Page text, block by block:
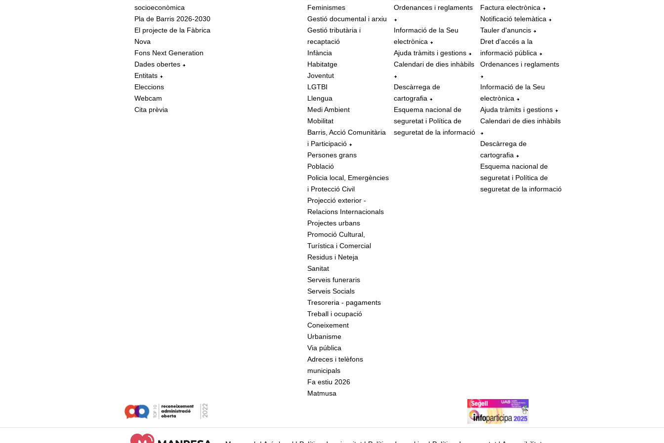
socioeconòmica
Pla de Barris 2026-2030
El projecte de la Fàbrica
Nova
Fons Next Generation
Dades obertes
Entitats
Eleccions
Webcam
Cita prèvia
Feminismes
Gestió documental i arxiu
Gestió tributària i
recaptació
Infància
Habitatge
Joventut
LGTBI
Llengua
Medi Ambient
Mobilitat
Barris, Acció Comunitària
i Participació
Persones grans
Població
Policia local, Emergències
i Protecció Civil
Projecció exterior -
Relacions Internacionals
Projectes urbans
Promoció Cultural,
Turística i Comercial
Residus i Neteja
Sanitat
Serveis funeraris
Serveis Socials
Tresoreria - pagaments
Treball i ocupació
Coneixement
Urbanisme
Via pública
Adreces i telèfons
municipals
Fa estiu 2026
Matmusa
Ordenances i reglaments
Informació de la Seu
electrònica
Ajuda tràmits i gestions
Calendari de dies inhàbils
Descàrrega de
cartografia
Esquema nacional de
seguretat i Política de
seguretat de la informació
Factura electrònica
Notificació telemàtica
Tauler d'anuncis
Dret d'accés a la
informació pública
Ordenances i reglaments
Informació de la Seu
electrònica
Ajuda tràmits i gestions
Calendari de dies inhàbils
Descàrrega de
cartografia
Esquema nacional de
seguretat i Política de
seguretat de la informació